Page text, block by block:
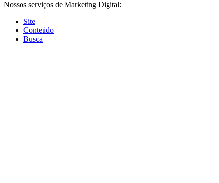
Nossos serviços de Marketing Digital:
Site
Conteúdo
Busca